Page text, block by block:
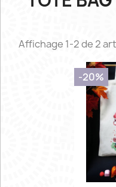
Affichage 1-2 de 2
-20%